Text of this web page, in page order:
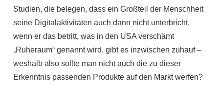
Studien, die belegen, dass ein Großteil der Menschheit
seine Digitalaktivitäten auch dann nicht unterbricht,
wenn er das betritt, was in den USA verschämt
„Ruheraum“ genannt wird, gibt es inzwischen zuhauf –
weshalb also sollte man nicht auch die zu dieser
Erkenntnis passenden Produkte auf den Markt werfen?